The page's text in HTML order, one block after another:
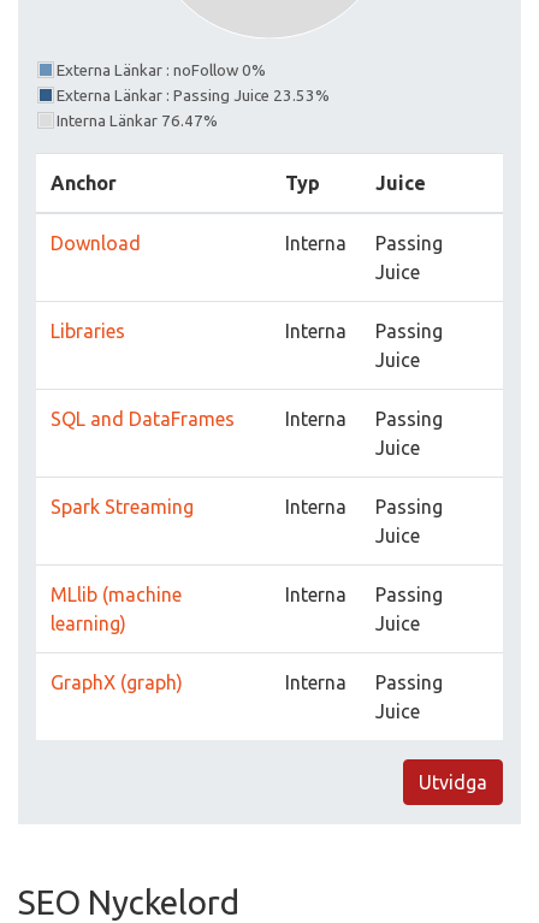
Externa Länkar : noFollow 0%
Externa Länkar : Passing Juice 23.53%
Interna Länkar 76.47%
Anchor Typ Juice
Download Interna
Passing
Juice
Libraries Interna
Passing
Juice
SQL and DataFrames Interna
Passing
Juice
Spark Streaming Interna
Passing
Juice
MLlib (machine
learning)
Interna
Passing
Juice
GraphX (graph) Interna
Passing
Juice
Utvidga
SEO Nyckelord